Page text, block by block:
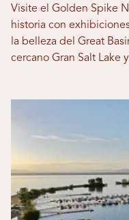
Visite el Golden Spike
historia con
la belleza del Great
cercano Gran Salt Lake